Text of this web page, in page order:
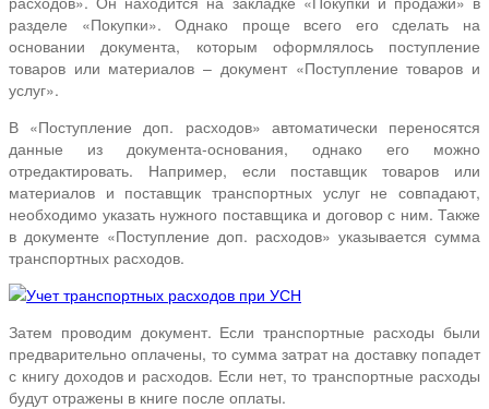
разделе «Покупки». Однако проще всего его сделать на
основании документа, которым оформлялось поступление
товаров или материалов – документ «Поступление товаров и
услуг».
В «Поступление доп. расходов» автоматически переносятся
данные из документа-основания, однако его можно
отредактировать. Например, если поставщик товаров или
материалов и поставщик транспортных услуг не совпадают,
необходимо указать нужного поставщика и договор с ним. Также
в документе «Поступление доп. расходов» указывается сумма
транспортных расходов.
Затем проводим документ. Если транспортные расходы были
предварительно оплачены, то сумма затрат на доставку попадет
с книгу доходов и расходов. Если нет, то транспортные расходы
будут отражены в книге после оплаты.